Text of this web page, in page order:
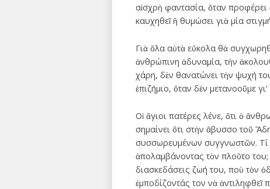
αἰσχρὴ φαντασία, ὅταν
καυχηθεῖ ἢ θυμώσει γιὰ μία
Γιὰ ὅλα αὐτὰ εὔκολα θὰ
ἀνθρώπινη ἀδυναμία, τὴν
χάρη, δὲν θανατώνει τὴν ψυχή
ἐπιζήμιο, ὅταν δὲν μετανοοῦμε
Οἱ ἅγιοι πατέρες λένε, ὅτι ὁ
σημαίνει ὄτι στὴν ἄβυσσο τοῦ
συσσωρευμένων συγγνωστῶν. Τί
ἀπολαμβάνοντας τὸν πλοῦτο
διασκεδάσεις ζωή του, ποὺ τὸν
ἐμποδίζοντάς τον νὰ ἀντιληφθεῖ